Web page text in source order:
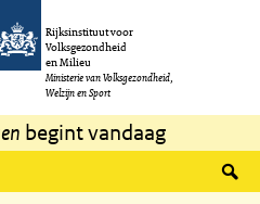
Rijksinstituut voor
Volksgezondheid
en Milieu
Ministerie van Volksgezondheid,
Welzijn en Sport
begint vandaag